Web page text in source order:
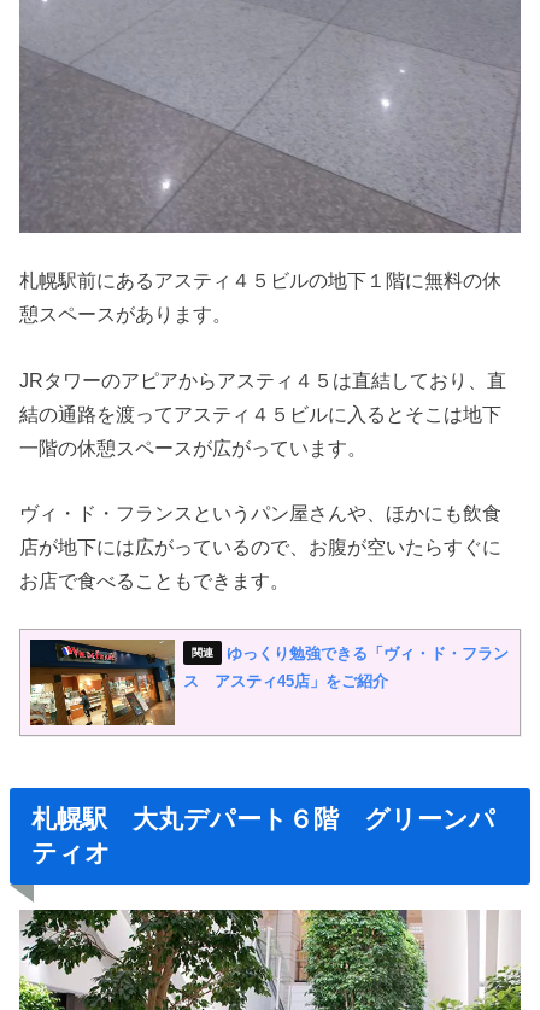
札幌駅前にあるアスティ４５ビルの地下１階に無料の休
憩スペースがあります。
JRタワーのアピアからアスティ４５は直結しており、直
結の通路を渡ってアスティ４５ビルに入るとそこは地下
一階の休憩スペースが広がっています。
ヴィ・ド・フランスというパン屋さんや、ほかにも飲食
店が地下には広がっているので、お腹が空いたらすぐに
お店で食べることもできます。
ゆっくり勉強できる「ヴィ・ド・フラン
ス アスティ45店」をご紹介
札幌駅 大丸デパート６階 グリーンパ
ティオ